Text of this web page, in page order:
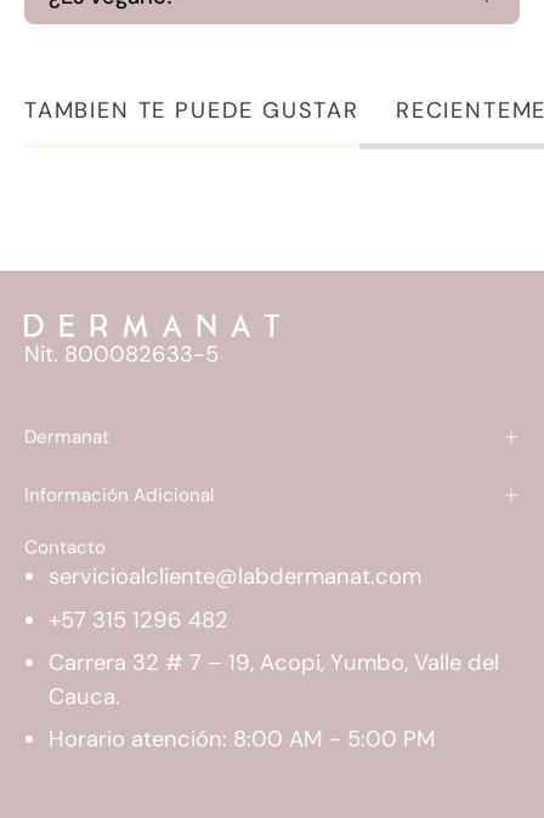
TAMBIEN TE PUEDE GUSTAR
Nit. 800082633-5
Dermanat
Información Adicional
Contacto
servicioalcliente@labdermanat.com
+57 315 1296 482
Carrera 32 # 7 – 19, Acopi, Yumbo, Valle del
Cauca.
Horario atención: 8:00 AM - 5:00 PM